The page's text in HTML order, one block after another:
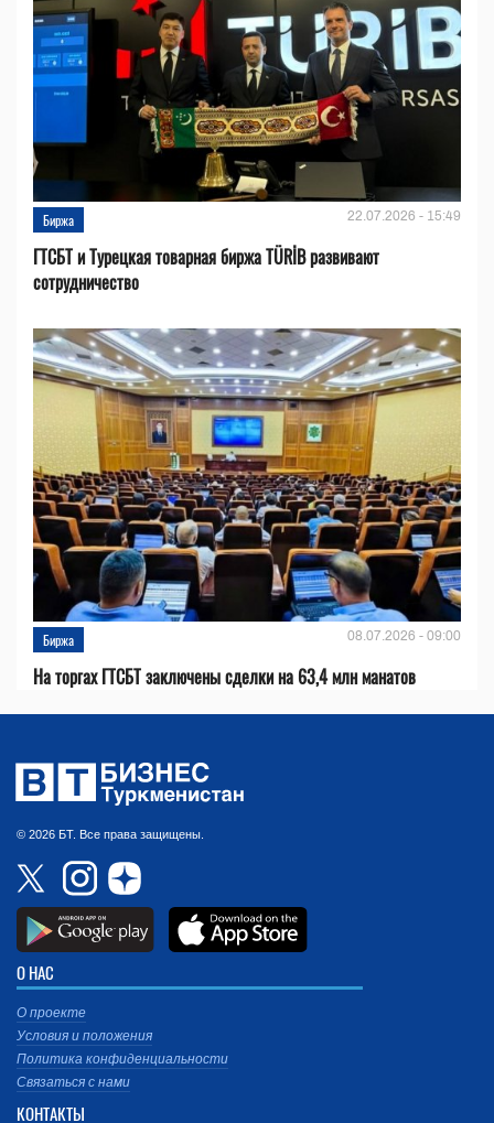
Биржа 22.07.2026 - 15:49
ГТСБТ и Турецкая товарная биржа TÜRİB развивают
сотрудничество
Биржа 08.07.2026 - 09:00
На торгах ГТСБТ заключены сделки на 63,4 млн манатов
© 2026 БТ. Все права защищены.
О НАС
О проекте
Условия и положения
Политика конфиденциальности
Связаться с нами
КОНТАКТЫ